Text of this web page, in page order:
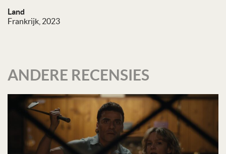
Land
Frankrijk, 2023
ANDERE RECENSIES